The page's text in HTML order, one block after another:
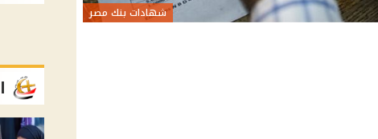
شهادات بنك مصر